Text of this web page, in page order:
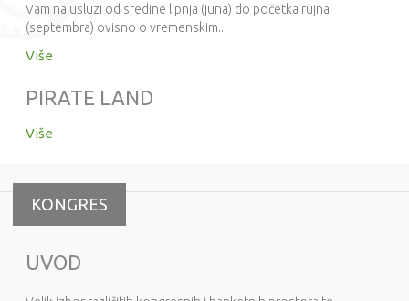
Vam na usluzi od sredine lipnja (juna) do početka rujna
(septembra) ovisno o vremenskim...
Više
PIRATE LAND
Više
KONGRES
UVOD